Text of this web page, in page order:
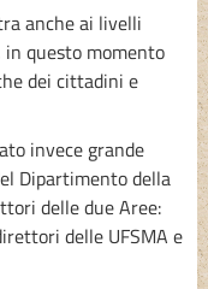
anche ai livelli
questo momento
dei cittadini e
invece grande
Dipartimento della
delle due Aree:
delle UFSMA e